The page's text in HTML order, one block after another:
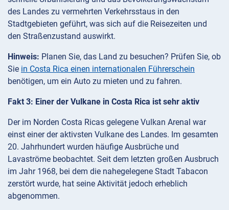
des Landes zu vermehrten Verkehrsstaus in den
Stadtgebieten geführt, was sich auf die Reisezeiten und
den Straßenzustand auswirkt.
Hinweis: Planen Sie, das Land zu besuchen? Prüfen Sie, ob
Sie in Costa Rica einen internationalen Führerschein
benötigen, um ein Auto zu mieten und zu fahren.
Fakt 3: Einer der Vulkane in Costa Rica ist sehr aktiv
Der im Norden Costa Ricas gelegene Vulkan Arenal war
einst einer der aktivsten Vulkane des Landes. Im gesamten
20. Jahrhundert wurden häufige Ausbrüche und
Lavaströme beobachtet. Seit dem letzten großen Ausbruch
im Jahr 1968, bei dem die nahegelegene Stadt Tabacon
zerstört wurde, hat seine Aktivität jedoch erheblich
abgenommen.